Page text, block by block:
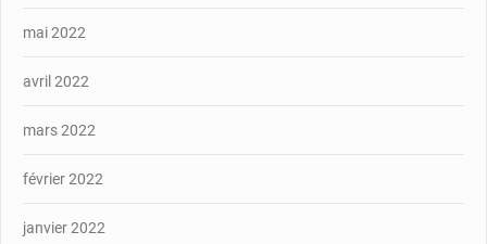
mai 2022
avril 2022
mars 2022
février 2022
janvier 2022